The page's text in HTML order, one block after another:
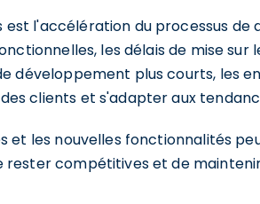
est l'accélération du processus
les délais de mise sur
développement plus courts, les
clients et s'adapter aux
et les nouvelles fonctionnalités
compétitives et de